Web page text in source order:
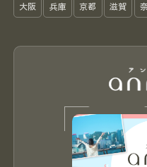
大阪 兵庫 京都 滋賀